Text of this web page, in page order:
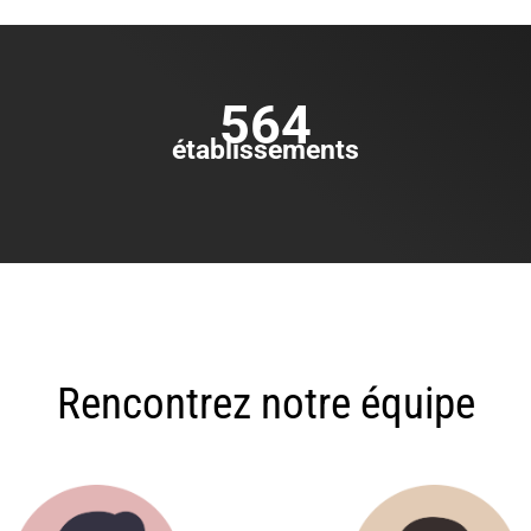
564
établissements
Rencontrez notre équipe